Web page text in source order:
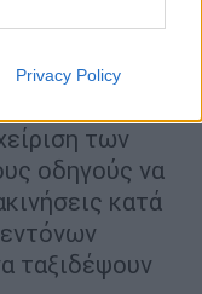
Privacy Policy
των
οδηγούς να
κατά
ταξιδέψουν